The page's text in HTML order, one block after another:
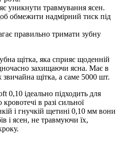
уникнути травмування ясен.
обмежити надмірний тиск під
правильно тримати зубну
щітка, яка сприяє щоденній
захищаючи ясна. Має в
щітка, а саме 5000 шт.
0,10 ідеально підходить для
в разі сильної
і гнучкій щетині 0,10 мм вони
і ясен, не травмуючи їх,